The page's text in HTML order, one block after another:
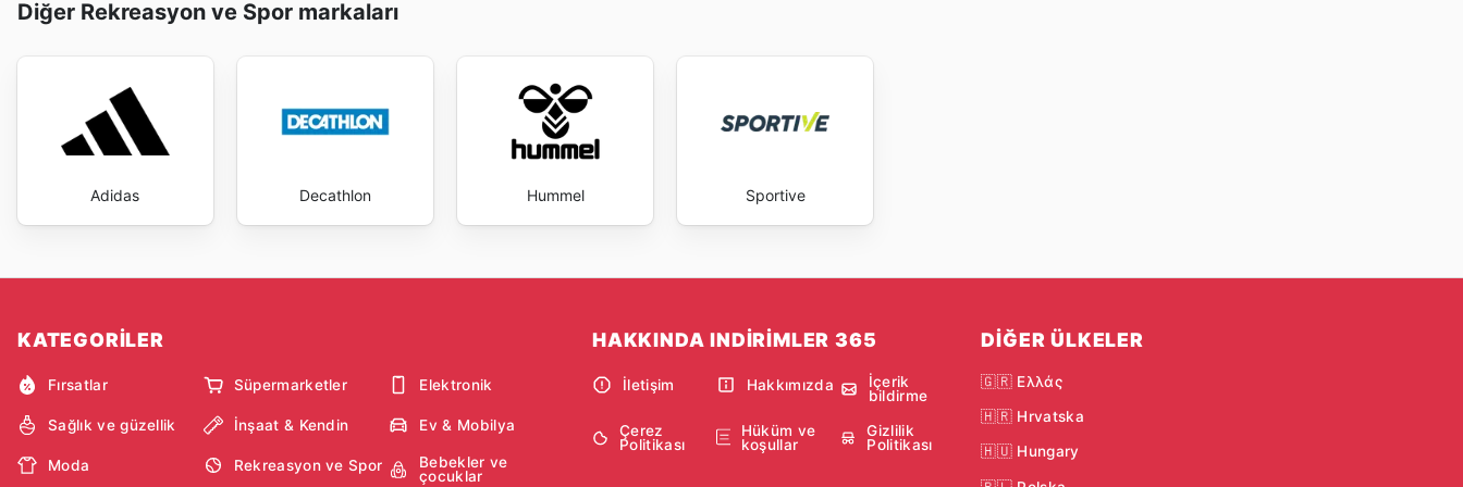
Diğer Rekreasyon ve Spor markaları
Adidas Decathlon Hummel Sportive
KATEGORİLER
Fırsatlar Süpermarketler Elektronik
Sağlık ve güzellik İnşaat & Kendin Ev & Mobilya
Moda Rekreasyon ve Spor
Bebekler ve
çocuklar
HAKKINDA INDIRIMLER 365
İletişim Hakkımızda
İçerik
bildirme
Çerez
Politikası
Hüküm ve
koşullar
Gizlilik
Politikası
DIĞER ÜLKELER
🇬🇷 Ελλάς
🇭🇷 Hrvatska
🇭🇺 Hungary